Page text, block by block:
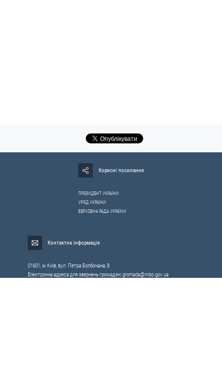
Корисні посилання
ПРЕЗИДЕНТ УКРАЇНИ
УРЯД УКРАЇНИ
ВЕРХОВНА РАДА УКРАЇНИ
Контактна інформація
01601, м.Київ, вул. Петра Болбочана, 8
Електронна адреса для звернень громадян:gromada@rnbo.gov.ua